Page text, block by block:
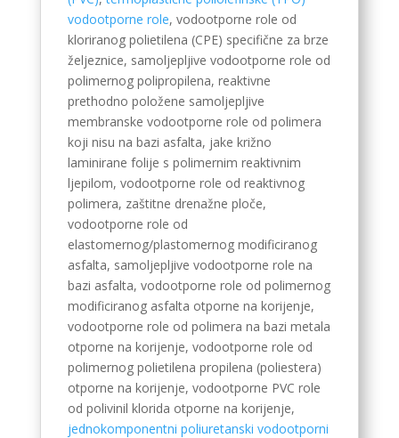
vodootporne role, vodootporne role od
kloriranog polietilena (CPE) specifične za brze
željeznice, samoljepljive vodootporne role od
polimernog polipropilena, reaktivne
prethodno položene samoljepljive
membranske vodootporne role od polimera
koji nisu na bazi asfalta, jake križno
laminirane folije s polimernim reaktivnim
ljepilom, vodootporne role od reaktivnog
polimera, zaštitne drenažne ploče,
vodootporne role od
elastomernog/plastomernog modificiranog
asfalta, samoljepljive vodootporne role na
bazi asfalta, vodootporne role od polimernog
modificiranog asfalta otporne na korijenje,
vodootporne role od polimera na bazi metala
otporne na korijenje, vodootporne role od
polimernog polietilena propilena (poliestera)
otporne na korijenje, vodootporne PVC role
od polivinil klorida otporne na korijenje,
jednokomponentni poliuretanski vodootporni
Panjabi
Swedish
Chinese
Spanish (Argentina)
Thai
Hebrew
Norwegian
Vietnamese
Finnish
Lithuanian
Myanmar
Swahili
Amharic